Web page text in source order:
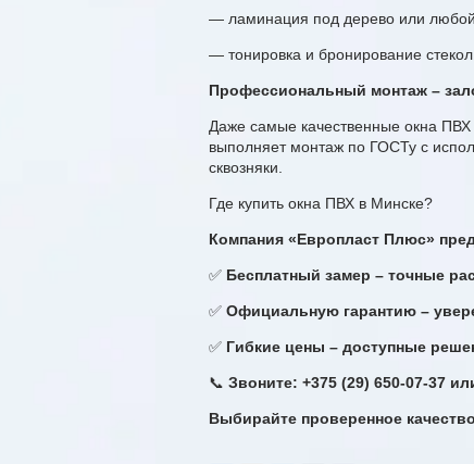
— ламинация под дерево или
— тонировка и бронирование
Профессиональный монтаж –
Даже самые качественные окна ПВХ
выполняет монтаж по ГОСТу с
сквозняки.
Где купить окна ПВХ в Минске?
Компания «Европласт Плюс»
✅ Бесплатный замер – точные
✅ Официальную гарантию –
✅ Гибкие цены – доступные
📞 Звоните: +375 (29) 650-07-37
Выбирайте проверенное